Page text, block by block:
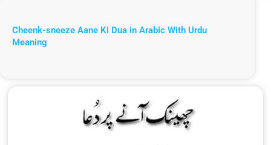
Cheenk-sneeze Aane Ki Dua in Arabic With Urdu
Meaning